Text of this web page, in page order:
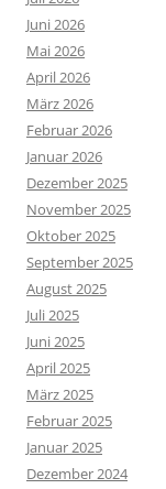
Juni 2026
Mai 2026
April 2026
März 2026
Februar 2026
Januar 2026
Dezember 2025
November 2025
Oktober 2025
September 2025
August 2025
Juli 2025
Juni 2025
April 2025
März 2025
Februar 2025
Januar 2025
Dezember 2024